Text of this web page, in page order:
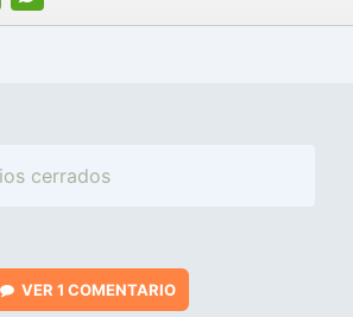
WHATSAPP
cerrados
VER 1 COMENTARIO